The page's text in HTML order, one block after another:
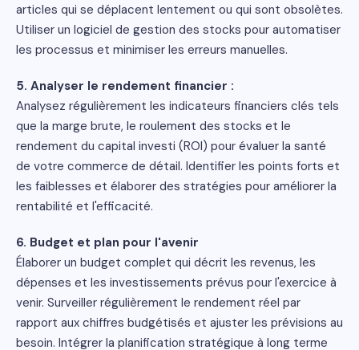
articles qui se déplacent lentement ou qui sont obsolètes.
Utiliser un logiciel de gestion des stocks pour automatiser
les processus et minimiser les erreurs manuelles.
5. Analyser le rendement financier :
Analysez régulièrement les indicateurs financiers clés tels
que la marge brute, le roulement des stocks et le
rendement du capital investi (ROI) pour évaluer la santé
de votre commerce de détail. Identifier les points forts et
les faiblesses et élaborer des stratégies pour améliorer la
rentabilité et l'efficacité.
6. Budget et plan pour l'avenir
Élaborer un budget complet qui décrit les revenus, les
dépenses et les investissements prévus pour l'exercice à
venir. Surveiller régulièrement le rendement réel par
rapport aux chiffres budgétisés et ajuster les prévisions au
besoin. Intégrer la planification stratégique à long terme